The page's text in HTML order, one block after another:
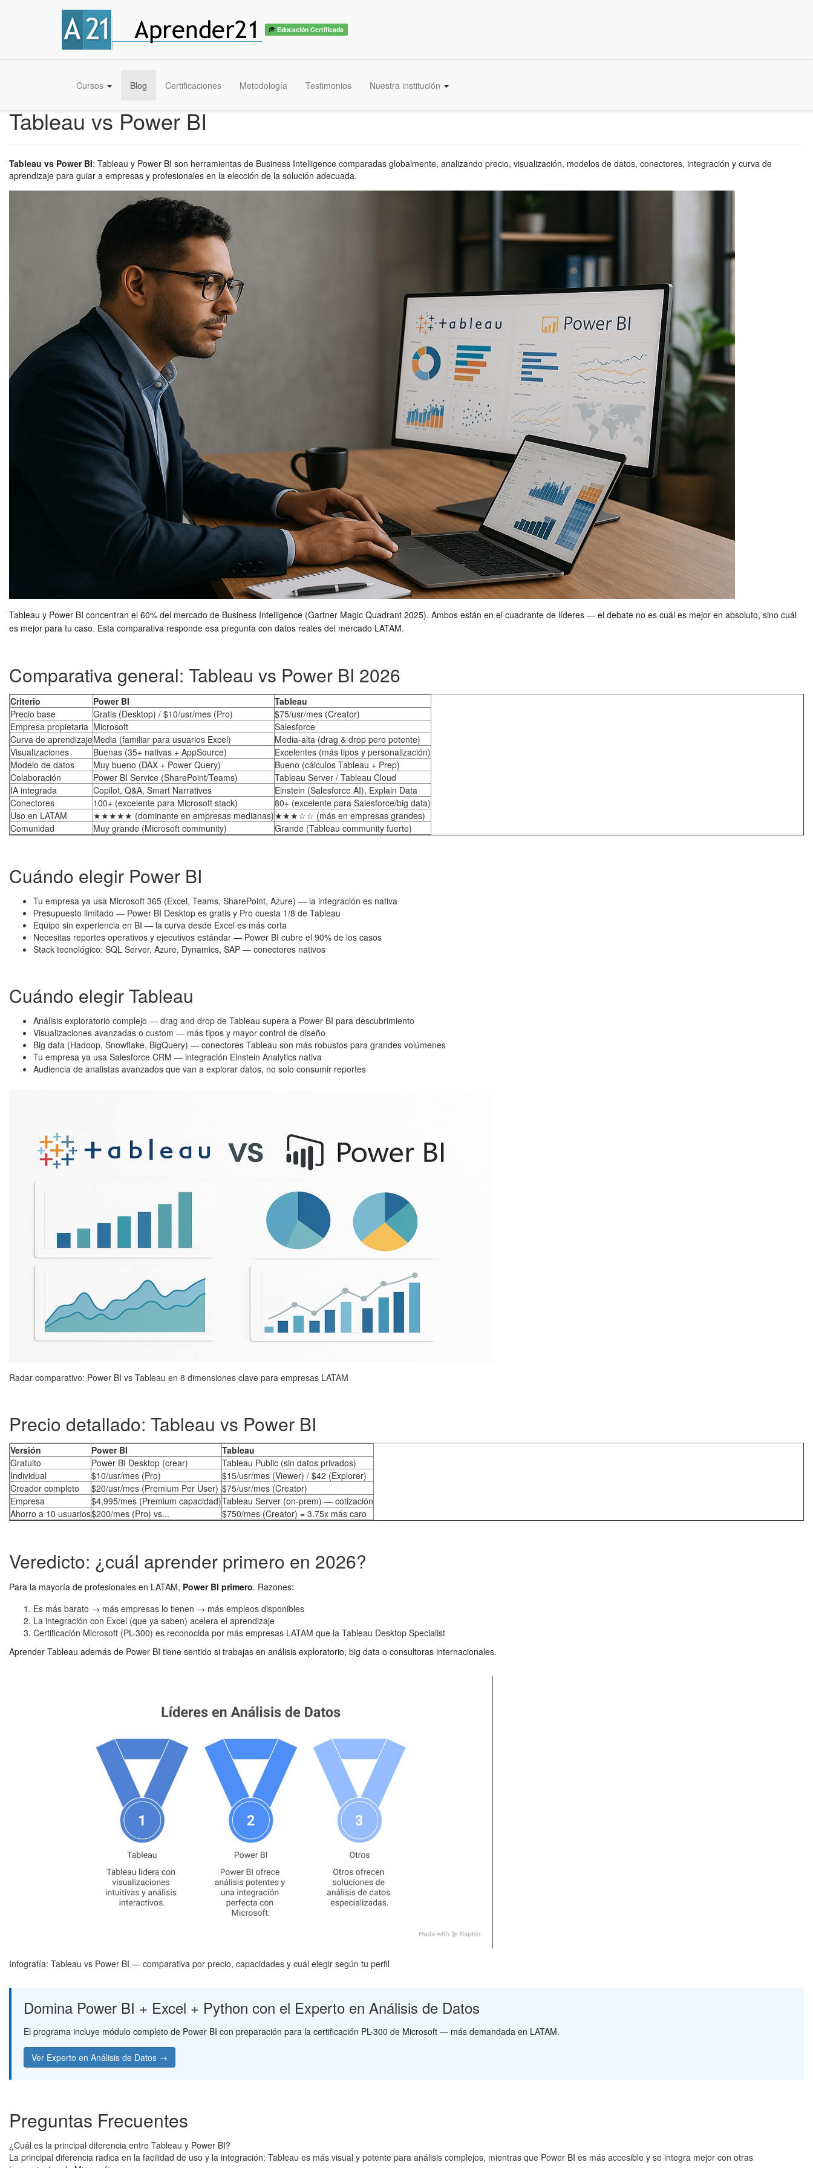
Educación Certificada
Cursos Blog Certificaciones Metodología Testimonios Nuestra institución
Tableau vs Power BI
Tableau vs Power BI: Tableau y Power BI son herramientas de Business Intelligence comparadas globalmente, analizando precio, visualización, modelos de datos, conectores, integración y curva de
aprendizaje para guiar a empresas y profesionales en la elección de la solución adecuada.
Tableau y Power BI concentran el 60% del mercado de Business Intelligence (Gartner Magic Quadrant 2025). Ambos están en el cuadrante de líderes — el debate no es cuál es mejor en absoluto, sino cuál
es mejor para tu caso. Esta comparativa responde esa pregunta con datos reales del mercado LATAM.
Comparativa general: Tableau vs Power BI 2026
Criterio Power BI
Tableau
Precio base
Gratis (Desktop) / $10/usr/mes (Pro)
$75/usr/mes (Creator)
Empresa propietaria Microsoft
Salesforce
Curva de aprendizajeMedia (familiar para usuarios Excel)
Media-alta (drag & drop pero potente)
Visualizaciones
Buenas (35+ nativas + AppSource)
Excelentes (más tipos y personalización)
Modelo de datos
Muy bueno (DAX + Power Query)
Bueno (cálculos Tableau + Prep)
Colaboración
Power BI Service (SharePoint/Teams)
Tableau Server / Tableau Cloud
IA integrada
Copilot, Q&A, Smart Narratives
Einstein (Salesforce AI), Explain Data
Conectores
100+ (excelente para Microsoft stack)
80+ (excelente para Salesforce/big data)
Uso en LATAM
★★★★★ (dominante en empresas medianas)★★★☆☆ (más en empresas grandes)
Comunidad
Muy grande (Microsoft community) Grande (Tableau community fuerte)
Cuándo elegir Power BI
Tu empresa ya usa Microsoft 365 (Excel, Teams, SharePoint, Azure) — la integración es nativa
Presupuesto limitado — Power BI Desktop es gratis y Pro cuesta 1/8 de Tableau
Equipo sin experiencia en BI — la curva desde Excel es más corta
Necesitas reportes operativos y ejecutivos estándar — Power BI cubre el 90% de los casos
Stack tecnológico: SQL Server, Azure, Dynamics, SAP — conectores nativos
Cuándo elegir Tableau
Análisis exploratorio complejo — drag and drop de Tableau supera a Power BI para descubrimiento
Visualizaciones avanzadas o custom — más tipos y mayor control de diseño
Big data (Hadoop, Snowflake, BigQuery) — conectores Tableau son más robustos para grandes volúmenes
Tu empresa ya usa Salesforce CRM — integración Einstein Analytics nativa
Audiencia de analistas avanzados que van a explorar datos, no solo consumir reportes
Radar comparativo: Power BI vs Tableau en 8 dimensiones clave para empresas LATAM
Precio detallado: Tableau vs Power BI
Versión Power BI
Tableau
Gratuito
Power BI Desktop (crear)
Tableau Public (sin datos privados)
Individual
$10/usr/mes (Pro)
$15/usr/mes (Viewer) / $42 (Explorer)
Creador completo
$20/usr/mes (Premium Per User) $75/usr/mes (Creator)
Empresa
$4,995/mes (Premium capacidad)Tableau Server (on-prem) — cotización
Ahorro a 10 usuarios$200/mes (Pro) vs... $750/mes (Creator) = 3.75x más caro
Veredicto: ¿cuál aprender primero en 2026?
Para la mayoría de profesionales en LATAM, Power BI primero. Razones:
Es más barato → más empresas lo tienen → más empleos disponibles
La integración con Excel (que ya saben) acelera el aprendizaje
Certificación Microsoft (PL-300) es reconocida por más empresas LATAM que la Tableau Desktop Specialist
Aprender Tableau además de Power BI tiene sentido si trabajas en análisis exploratorio, big data o consultoras internacionales.
Infografía: Tableau vs Power BI — comparativa por precio, capacidades y cuál elegir según tu perfil
Domina Power BI + Excel + Python con el Experto en Análisis de Datos
El programa incluye módulo completo de Power BI con preparación para la certificación PL-300 de Microsoft — más demandada en LATAM.
Ver Experto en Análisis de Datos →
Preguntas Frecuentes
¿Cuál es la principal diferencia entre Tableau y Power BI?
La principal diferencia radica en la facilidad de uso y la integración: Tableau es más visual y potente para análisis complejos, mientras que Power BI es más accesible y se integra mejor con otras